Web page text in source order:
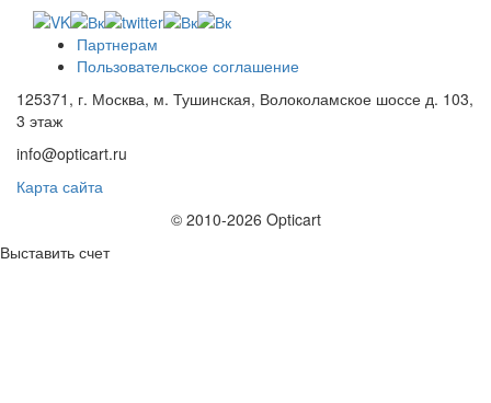
Партнерам
Пользовательское соглашение
125371, г. Москва, м. Тушинская, Волоколамское шоссе д. 103,
3 этаж
info@opticart.ru
Карта сайта
© 2010-2026 Opticart
Выставить счет